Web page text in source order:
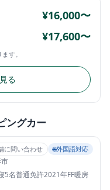
¥16,000〜
¥17,600〜
す。
る
ングカー
に問い合わせ 🌐外国語対応
市
5名普通免許2021年FF暖房